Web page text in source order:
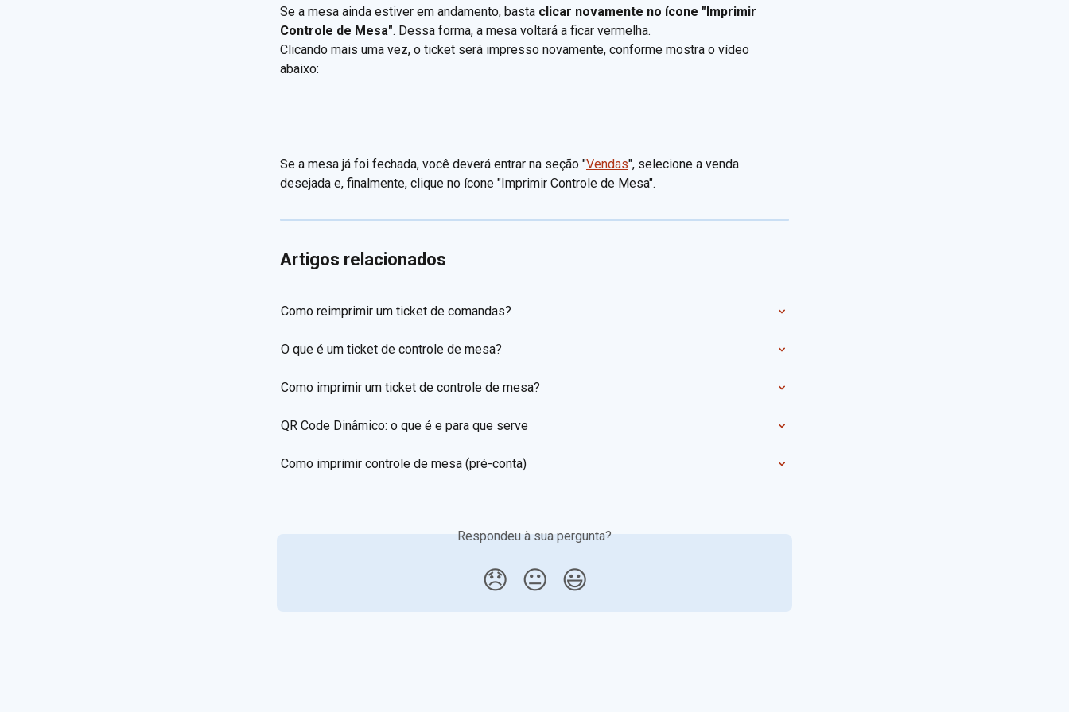
Se a mesa ainda estiver em andamento, basta clicar novamente no ícone "Imprimir
Controle de Mesa". Dessa forma, a mesa voltará a ficar vermelha.
Clicando mais uma vez, o ticket será impresso novamente, conforme mostra o vídeo
abaixo:
Se a mesa já foi fechada, você deverá entrar na seção "Vendas", selecione a venda
desejada e, finalmente, clique no ícone "Imprimir Controle de Mesa".
Artigos relacionados
Como reimprimir um ticket de comandas?
O que é um ticket de controle de mesa?
Como imprimir um ticket de controle de mesa?
QR Code Dinâmico: o que é e para que serve
Como imprimir controle de mesa (pré-conta)
Respondeu à sua pergunta?
😞 😐 😃